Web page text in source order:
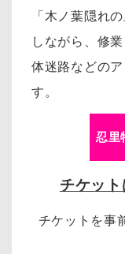
「木ノ葉隠れ
しながら、修
体迷路などの
す。
忍里
チケッ
チケットを事